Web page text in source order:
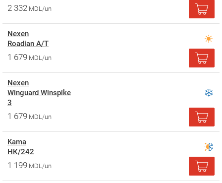
2 332 MDL/un
Nexen
Roadian A/T
1 679 MDL/un
Nexen
Winguard Winspike
3
1 679 MDL/un
Kama
НК/242
1 199 MDL/un